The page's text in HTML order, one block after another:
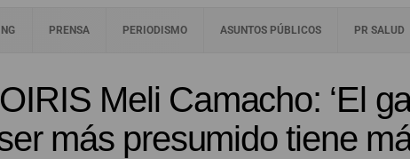
PRENSA PERIODISMO ASUNTOS PÚBLICOS PR SALUD
Meli Camacho: ‘El
más presumido tiene